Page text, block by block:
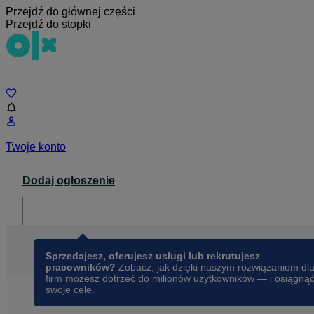
Przejdź do głównej części
Przejdź do stopki
Twoje konto
Dodaj ogłoszenie
Sprzedajesz, oferujesz usługi lub rekrutujesz
pracowników? Zobacz, jak dzięki naszym rozwiązaniom dla
firm możesz dotrzeć do milionów użytkowników — i osiągnąć
swoje cele.